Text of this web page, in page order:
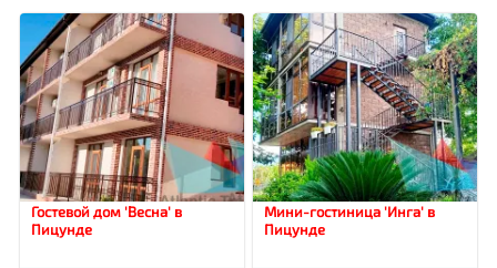
Гостевой дом 'Весна' в
Пицунде
Мини-гостиница 'Инга' в
Пицунде